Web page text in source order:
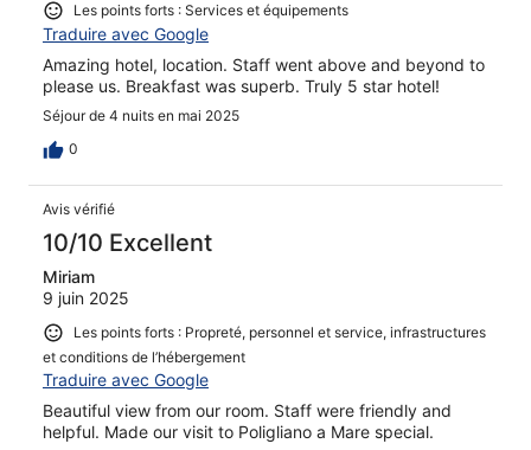
Les points forts : Services et équipements
Traduire avec Google
Amazing hotel, location. Staff went above and beyond to
please us. Breakfast was superb. Truly 5 star hotel!
Séjour de 4 nuits en mai 2025
0
Avis vérifié
10/10 Excellent
Miriam
9 juin 2025
Les points forts : Propreté, personnel et service, infrastructures
et conditions de l’hébergement
Traduire avec Google
Beautiful view from our room. Staff were friendly and
helpful. Made our visit to Poligliano a Mare special.